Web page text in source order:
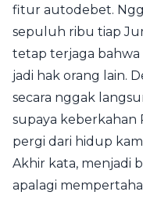
fitur autodebet.
sepuluh ribu tiap
tetap terjaga bahwa
jadi hak orang lain.
secara nggak
supaya keberkahan
pergi dari hidup
Akhir kata, menjadi
apalagi